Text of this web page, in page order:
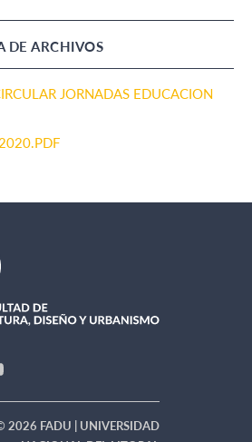
DE ARCHIVOS
JORNADAS EDUCACION
2026 FADU | UNIVERSIDAD